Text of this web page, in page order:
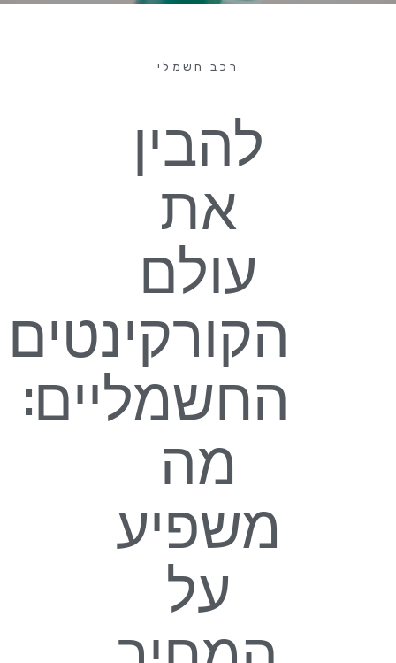
רכב חשמלי
להבין
את
עולם
הקורקינטים
החשמליים:
מה
משפיע
על